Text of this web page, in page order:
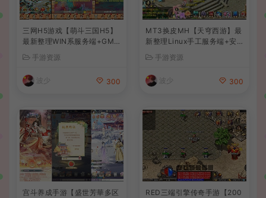
三网H5游戏【萌斗三国H5】
最新整理WIN系服务端+GM
后台+详细搭建教程
手游资源
波少 300
MT3换皮MH【天穹西游】最
新整理Linux手工服务端+安
卓苹果双端+GM后台+详细搭
建教程+全套源码+视频教程
手游资源
波少 300
宫斗养成手游【盛世芳華多区
RED三端引擎传奇手游【200